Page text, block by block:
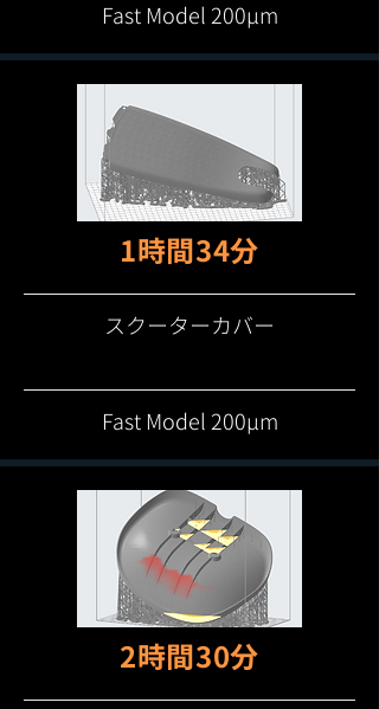
Fast Model 200μm
1時間34分
スクーターカバー
Fast Model 200μm
​2時間30分